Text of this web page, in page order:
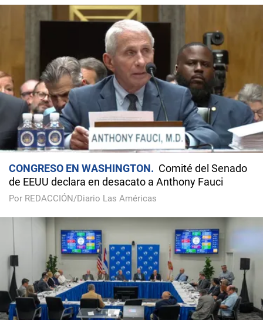
CONGRESO EN WASHINGTON
Comité del Senado
de EEUU declara en desacato a Anthony Fauci
Por REDACCIÓN/Diario Las Américas